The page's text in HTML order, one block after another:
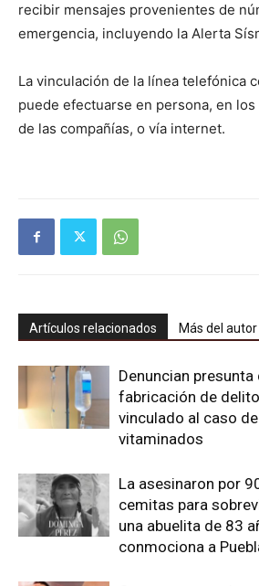
recibir mensajes provenientes de
emergencia, incluyendo la Alerta
La vinculación de la línea telefónica
puede efectuarse en persona, en
de las compañías, o vía internet.
Artículos relacionados Más del autor
Denuncian
fabricación de
vinculado al caso
vitaminados
La asesinaron por
cemitas para
una abuelita de 83
conmociona a